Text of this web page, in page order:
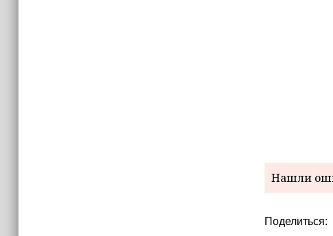
Нашли
Поделиться: